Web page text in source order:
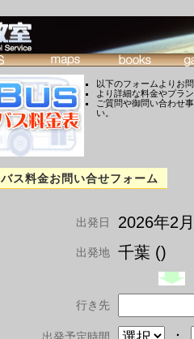
以下のフォームよりお問
より詳細な料金やプラ
ご質問や御問い合わせ
い。
バス料金お問い合せフォーム
出発日 2026年2
出発地 千葉 ()
行き先